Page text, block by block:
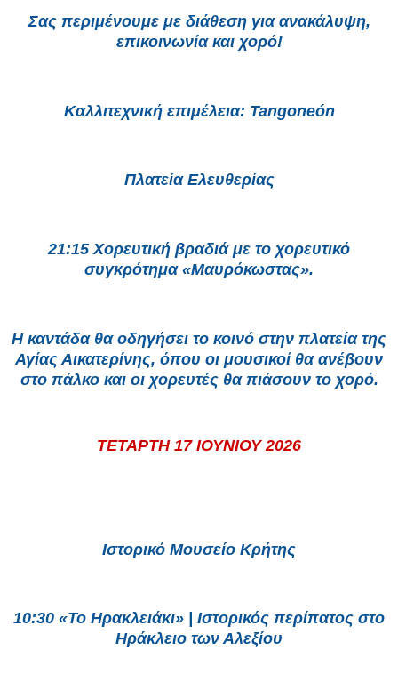
Σας περιμένουμε με διάθεση για ανακάλυψη,
επικοινωνία και χορό!
Καλλιτεχνική επιμέλεια: Tangoneón
Πλατεία Ελευθερίας
21:15 Χορευτική βραδιά με το χορευτικό
συγκρότημα «Μαυρόκωστας».
Η καντάδα θα οδηγήσει το κοινό στην πλατεία της
Αγίας Αικατερίνης, όπου οι μουσικοί θα ανέβουν
στο πάλκο και οι χορευτές θα πιάσουν το χορό.
ΤΕΤΑΡΤΗ 17 ΙΟΥΝΙΟΥ 2026
Ιστορικό Μουσείο Κρήτης
10:30 «Το Ηρακλειάκι» | Ιστορικός περίπατος στο
Ηράκλειο των Αλεξίου